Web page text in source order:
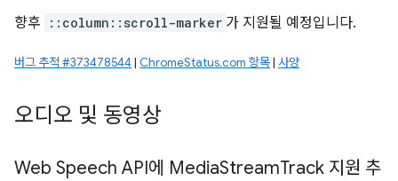
향후 ::column::scroll-marker 가 지원될 예정입니다.
버그 추적 #373478544 | ChromeStatus.com 항목| 사양
오디오 및 동영상
Web Speech API에 MediaStreamTrack 지원 추